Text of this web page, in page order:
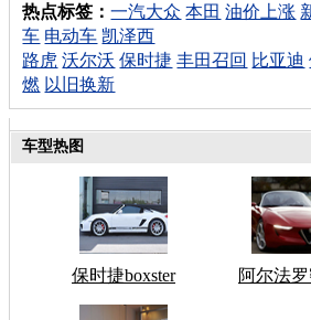
热点标签：一汽大众 本田 油价上涨
车 电动车 凯泽西
路虎 沃尔沃 保时捷 丰田召回 比亚迪
燃 以旧换新
车型热图
保时捷boxster 阿尔法